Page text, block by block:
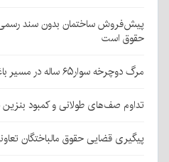
پیش‌فروش ساختمان بدون سند رسمی
حقوق است
مرگ دوچرخه سوار۶۵ ساله در مسیر باغین
تداوم صف‌های طولانی و کمبود
پیگیری قضایی حقوق مالباختگان